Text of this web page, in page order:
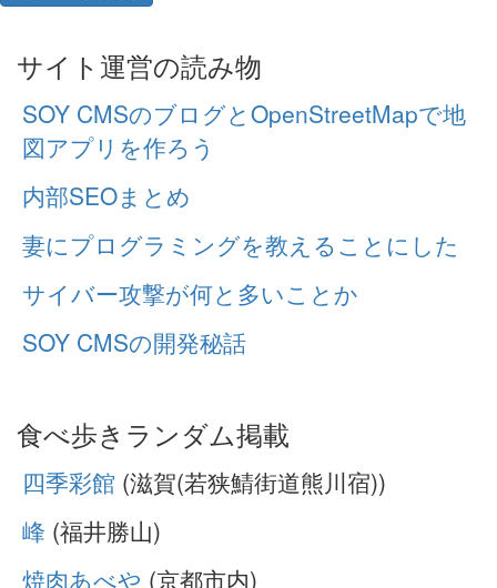
サイト運営の読み物
SOY CMSのブログとOpenStreetMapで地
図アプリを作ろう
内部SEOまとめ
妻にプログラミングを教えることにした
サイバー攻撃が何と多いことか
SOY CMSの開発秘話
食べ歩きランダム掲載
四季彩館 (滋賀(若狭鯖街道熊川宿))
峰 (福井勝山)
焼肉あべや (京都市内)